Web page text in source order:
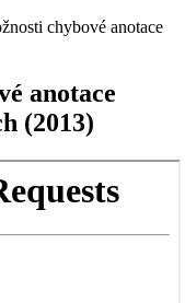
chybové anotace
anotace
(2013)